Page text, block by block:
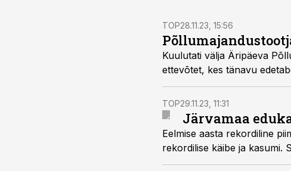
TOP28.11.23, 15:56
Kuulutati välja Äripäeva
ettevõtet, kes tänavu
TOP29.11.23, 11:31
Järvamaa
Eelmise aasta rekordiline
rekordilise käibe ja kasumi.